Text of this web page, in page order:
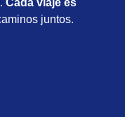
juntos.